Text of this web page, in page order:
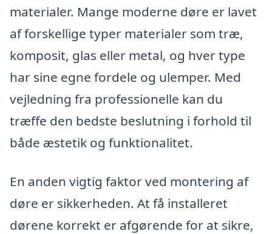
materialer. Mange moderne døre er lavet
af forskellige typer materialer som træ,
komposit, glas eller metal, og hver type
har sine egne fordele og ulemper. Med
vejledning fra professionelle kan du
træffe den bedste beslutning i forhold til
både æstetik og funktionalitet.
En anden vigtig faktor ved montering af
døre er sikkerheden. At få installeret
dørene korrekt er afgørende for at sikre,